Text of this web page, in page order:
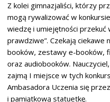
Z kolei gimnazjaliści, którzy
mogą rywalizować w
wiedzę i umiejętności
prawdziwe”. Czekają ciekawe
booków, zestawy e-booków,
oraz audiobooków.
zajmą I miejsce w tych
Ambasadora Uczenia się przez
i pamiątkową statuetkę.